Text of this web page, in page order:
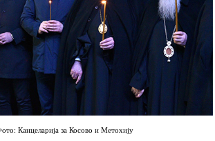
Канцеларија за Косово и Метохију